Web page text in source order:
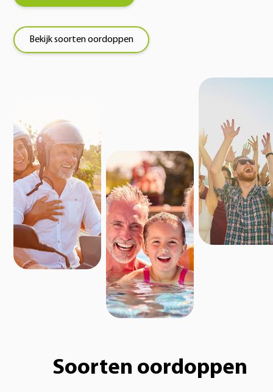
Bekijk soorten oordoppen
Soorten oordoppen